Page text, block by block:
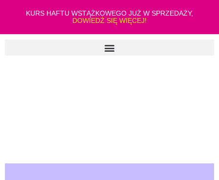
KURS HAFTU WSTĄŻKOWEGO JUŻ W SPRZEDAŻY,
DOWIEDŹ SIĘ WIĘCEJ!